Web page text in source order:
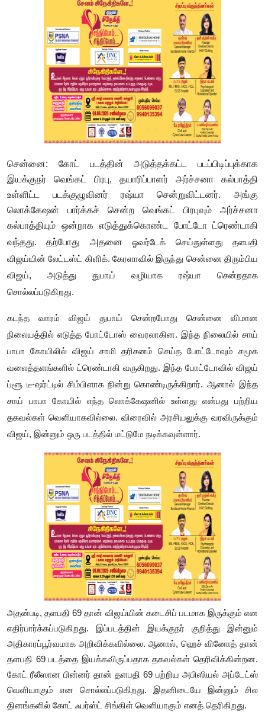
சென்னை: கோட் படத்தின் அடுத்தக்கட்ட படப்பிடிப்புக்காக
இயக்குநர் வெங்கட் பிரபு, தயாரிப்பாளர் அர்ச்சனா கல்பாத்தி
உள்ளிட்ட படக்குழுவினர் ரஷ்யா சென்றுவிட்டனர். அங்கு
லொக்கேஷன் பார்க்கச் சென்ற வெங்கட் பிரபுவும் அர்ச்சனா
கல்பாத்தியும் ஒன்றாக எடுத்துக்கொண்ட போட்டோ ட்ரெண்டாகி
வந்தது. தற்போது அதனை
ஓவர்டேக் செய்துள்ளது தளபதி
விஜய்யின் லேட்டஸ்ட் கிளிக். கேரளாவில் இருந்து சென்னை திரும்பிய
விஜய், அடுத்து துபாய் வழியாக ரஷ்யா சென்றதாக
சொல்லப்படுகிறது.
கடந்த வாரம் விஜய் துபாய் சென்றபோது சென்னை விமான
நிலையத்தில் எடுத்த போட்டோஸ் வைரலாகின. இந்த நிலையில் சாய்
பாபா கோயிலில் விஜய் சாமி தரிசனம் செய்த போட்டோவும் சமூக
வலைத்தளங்களில் ட்ரெண்டாகி வருகிறது. இந்த போட்டோவில் விஜய்
ப்ளூ டீ-ஷர்ட்டில் சிம்பிளாக நின்று கொண்டிருக்கிறார். ஆனால் இந்த
சாய் பாபா கோயில் எந்த லொக்கேஷனில் உள்ளது என்பது பற்றிய
தகவல்கள் வெளியாகவில்லை. விரைவில் அரசியலுக்கு வரவிருக்கும்
விஜய், இன்னும் ஒரு படத்தில் மட்டுமே நடிக்கவுள்ளார்.
அதன்படி, தளபதி 69 தான் விஜய்யின் கடைசிப் படமாக இருக்கும் என
எதிர்பார்க்கப்படுகிறது. இப்படத்தின் இயக்குநர் குறித்து இன்னும்
அதிகாரப்பூர்வமாக அறிவிக்கவில்லை. ஆனால், ஹெச் வினோத் தான்
தளபதி 69 படத்தை இயக்கவிருப்பதாக தகவல்கள் தெரிவிக்கின்றன.
கோட் ரீலீஸான பின்னர் தான் தளபதி 69 பற்றிய அபிஸியல் அப்டேட்ஸ்
வெளியாகும் என சொல்லப்படுகிறது. இதனிடையே இன்னும் சில
தினங்களில் கோட் ஃபர்ஸ்ட் சிங்கிள் வெளியாகும் எனத் தெரிகிறது.